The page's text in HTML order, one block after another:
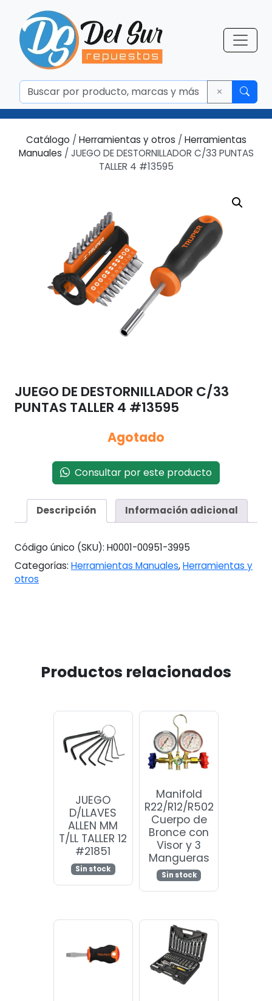
Catálogo / Herramientas y otros / Herramientas
Manuales / JUEGO DE DESTORNILLADOR C/33 PUNTAS
TALLER 4 #13595
JUEGO DE DESTORNILLADOR C/33
PUNTAS TALLER 4 #13595
Agotado
Consultar por este producto
Descripción Información adicional
Código único (SKU): H0001-00951-3995
Categorías: Herramientas Manuales,Herramientas y
otros
Productos relacionados
JUEGO
D/LLAVES
ALLEN MM
T/LL TALLER 12
#21851
Sin stock
Manifold
R22/R12/R502
Cuerpo de
Bronce con
Visor y 3
Mangueras
Sin stock